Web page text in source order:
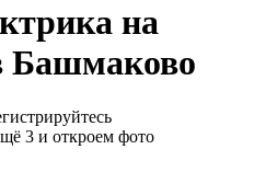
на
Башмаково
3 и откроем фото